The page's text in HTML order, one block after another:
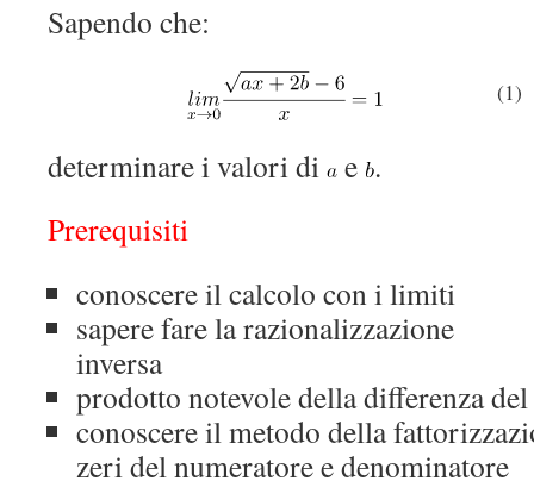
Sapendo che:
(1)
determinare i valori di e .
Prerequisiti
conoscere il calcolo con i limiti
sapere fare la razionalizzazione
inversa
prodotto notevole della differenza
conoscere il metodo della
zeri del numeratore e denominatore